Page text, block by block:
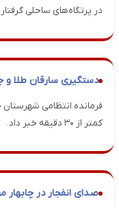
در پرتگاه‌های ساحلی
دستگیری سارقان طلا و جواهرات در
فرمانده انتظامی شهرستان
کمتر از ۳۰ دقیقه خبر داد.
صدای انفجار در